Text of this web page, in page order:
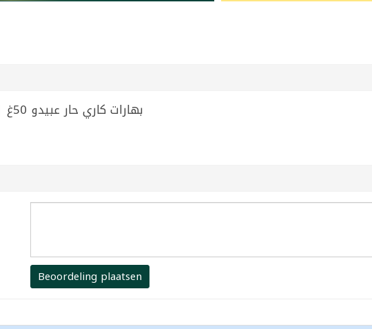
Spices Hot Curry Abido 50g | بهارات كاري حار عبيدو 50غ
Beoordeling plaatsen